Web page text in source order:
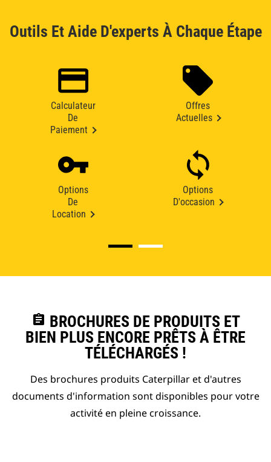
Outils Et Aide D'experts À Chaque Étape
Calculateur
De
Paiement
Offres
Actuelles
Options
De
Location
Options
D'occasion
assignment BROCHURES DE PRODUITS ET
BIEN PLUS ENCORE PRÊTS À ÊTRE
TÉLÉCHARGÉS !
Des brochures produits Caterpillar et d'autres
documents d'information sont disponibles pour votre
activité en pleine croissance.